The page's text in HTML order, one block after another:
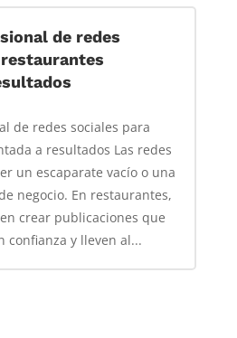
de redes
de redes sociales para
a resultados Las redes
un escaparate vacío o una
negocio. En restaurantes,
crear publicaciones que
confianza y lleven al...